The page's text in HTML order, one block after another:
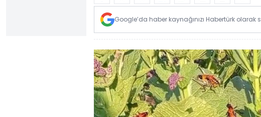
Google’da haber kaynağınızı Habertürk olarak